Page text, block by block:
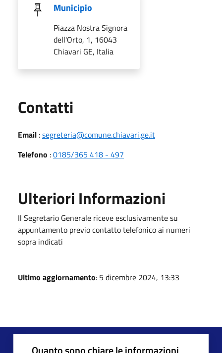
Municipio
Piazza Nostra Signora
dell'Orto, 1, 16043
Chiavari GE, Italia
Contatti
Email :segreteria@comune.chiavari.ge.it
Telefono :0185/365 418 - 497
Ulteriori Informazioni
Il Segretario Generale riceve esclusivamente su
appuntamento previo contatto telefonico ai numeri
sopra indicati
Ultimo aggiornamento: 5 dicembre 2024, 13:33